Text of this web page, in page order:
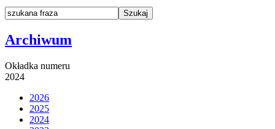
Archiwum
Okładka numeru
2024
2026
2025
2024